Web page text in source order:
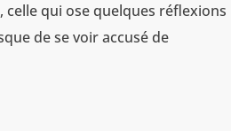
qui ose quelques réflexions
de se voir accusé de